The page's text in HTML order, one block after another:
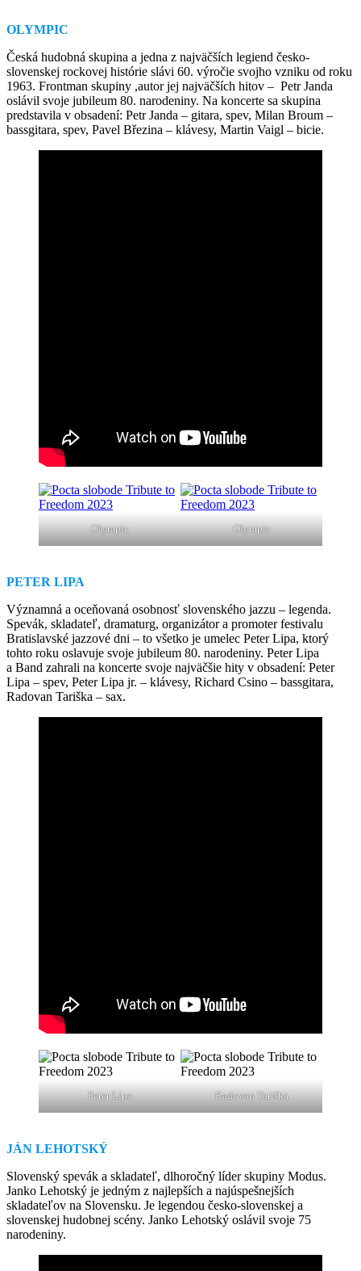
OLYMPIC
Česká hudobná skupina a jedna z najväčších legiend česko-
slovenskej rockovej histórie slávi 60. výročie svojho vzniku od roku
1963. Frontman skupiny ,autor jej najväčších hitov – Petr Janda
oslávil svoje jubileum 80. narodeniny. Na koncerte sa skupina
predstavila v obsadení: Petr Janda – gitara, spev, Milan Broum –
bassgitara, spev, Pavel Březina – klávesy, Martin Vaigl – bicie.
Olympic Olympic
PETER LIPA
Významná a oceňovaná osobnosť slovenského jazzu – legenda.
Spevák, skladateľ, dramaturg, organizátor a promoter festivalu
Bratislavské jazzové dni – to všetko je umelec Peter Lipa, ktorý
tohto roku oslavuje svoje jubileum 80. narodeniny. Peter Lipa
a Band zahrali na koncerte svoje najväčšie hity v obsadení: Peter
Lipa – spev, Peter Lipa jr. – klávesy, Richard Csino – bassgitara,
Radovan Tariška – sax.
Peter Lipa Radovan Tariška
JÁN LEHOTSKÝ
Slovenský spevák a skladateľ, dlhoročný líder skupiny Modus.
Janko Lehotský je jedným z najlepších a najúspešnejších
skladateľov na Slovensku. Je legendou česko-slovenskej a
slovenskej hudobnej scény. Janko Lehotský oslávil svoje 75
narodeniny.